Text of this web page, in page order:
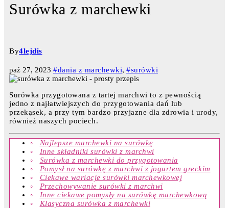
Surówka z marchewki
By4lejdis
paź 27, 2023 #dania z marchewki, #surówki
Surówka przygotowana z tartej marchwi to z pewnością
jedno z najłatwiejszych do przygotowania dań lub
przekąsek, a przy tym bardzo przyjazne dla zdrowia i urody,
również naszych pociech.
Najlepsze marchewki na surówkę
Inne składniki surówki z marchwi
Surówka z marchewki do przygotowania
Pomysł na surówkę z marchwi z jogurtem greckim
Ciekawe wariacje surówki marchewkowej
Przechowywanie surówki z marchwi
Inne ciekawe pomysły na surówkę marchewkową
Klasyczna surówka z marchewki